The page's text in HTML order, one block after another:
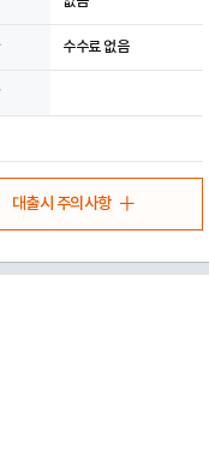
수수료 없음
대출시 주의사항